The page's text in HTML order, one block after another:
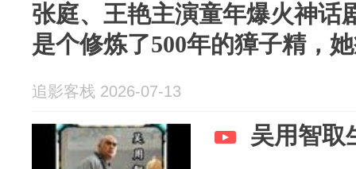
张庭、王艳主演童年爆火神话
是个修炼了500年的獐子精，
追影客栈 2026-07-13
吴用智取